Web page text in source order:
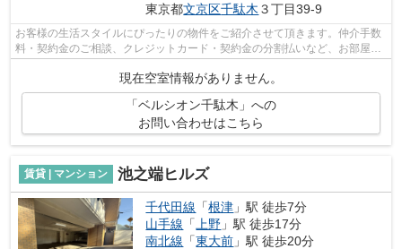
東京都文京区千駄木 ３丁目39-9
お客様の生活スタイルにぴったりの物件をご紹介させて頂きます。仲介手数
料・契約金のご相談、クレジットカード・契約金の分割払いなど、お部屋探
しのことならどんなことでも、まずは...
現在空室情報がありません。
「ベルシオン千駄木」への
お問い合わせはこちら
賃貸 | マンション 池之端ヒルズ
千代田線 「根津 」駅 徒歩7分
山手線 「 上野 」駅 徒歩17分
南北線 「東大前 」駅 徒歩20分